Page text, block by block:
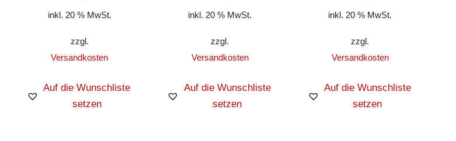
inkl. 20 % MwSt.
zzgl.
Versandkosten
Auf die Wunschliste
setzen
inkl. 20 % MwSt.
zzgl.
Versandkosten
Auf die Wunschliste
setzen
inkl. 20 % MwSt.
zzgl.
Versandkosten
Auf die Wunschliste
setzen